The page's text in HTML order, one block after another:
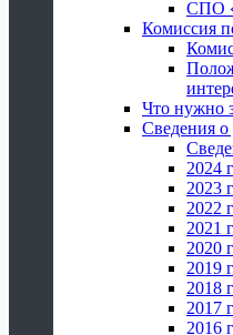
СПО
Комиссия
Что нужно
Сведения о
2024
2023
2022
2021
2020
2019
2018
2017
2016